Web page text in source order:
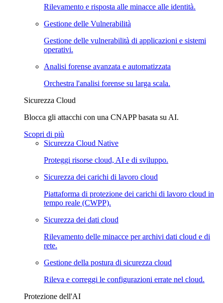
Rilevamento e risposta alle minacce alle identità.
Gestione delle Vulnerabilità
Gestione delle vulnerabilità di applicazioni e sistemi
operativi.
Analisi forense avanzata e automatizzata
Orchestra l'analisi forense su larga scala.
Sicurezza Cloud
Blocca gli attacchi con una CNAPP basata su AI.
Scopri di più
Sicurezza Cloud Native
Proteggi risorse cloud, AI e di sviluppo.
Sicurezza dei carichi di lavoro cloud
Piattaforma di protezione dei carichi di lavoro cloud in
tempo reale (CWPP).
Sicurezza dei dati cloud
Rilevamento delle minacce per archivi dati cloud e di
rete.
Gestione della postura di sicurezza cloud
Rileva e correggi le configurazioni errate nel cloud.
Protezione dell'AI